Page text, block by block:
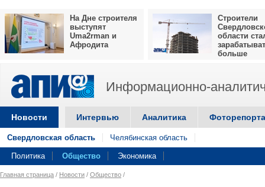
На Дне строителя
выступят
Uma2rman и
Афродита
Строители
области
больше
Информационно-
Новости Интервью Аналитика
Свердловская область Челябинская область
Политика Общество Экономика
Главная страница / Новости / Общество /